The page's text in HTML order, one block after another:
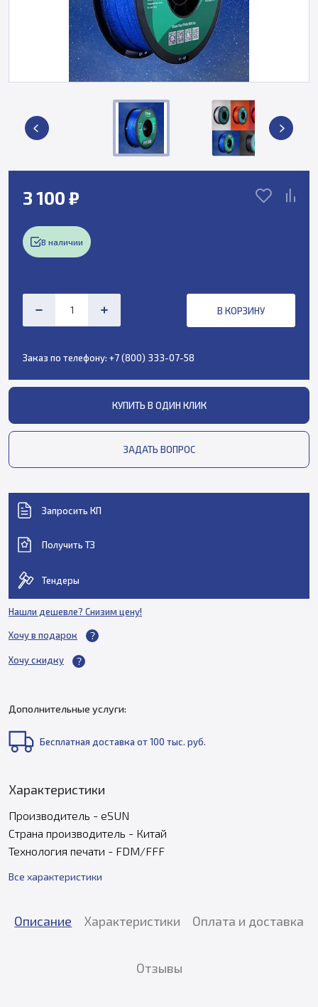
3 100 ₽
В наличии
В КОРЗИНУ
Заказ по телефону: +7 (800) 333-07-58
КУПИТЬ В ОДИН КЛИК
ЗАДАТЬ ВОПРОС
Запросить КП
Получить ТЗ
Тендеры
Нашли дешевле? Снизим цену!
Хочу в подарок
Хочу скидку
Дополнительные услуги:
Бесплатная доставка от 100 тыс. руб.
Характеристики
Производитель - eSUN
Страна производитель - Китай
Технология печати - FDM/FFF
Все характеристики
Описание Характеристики Оплата и доставка
Отзывы